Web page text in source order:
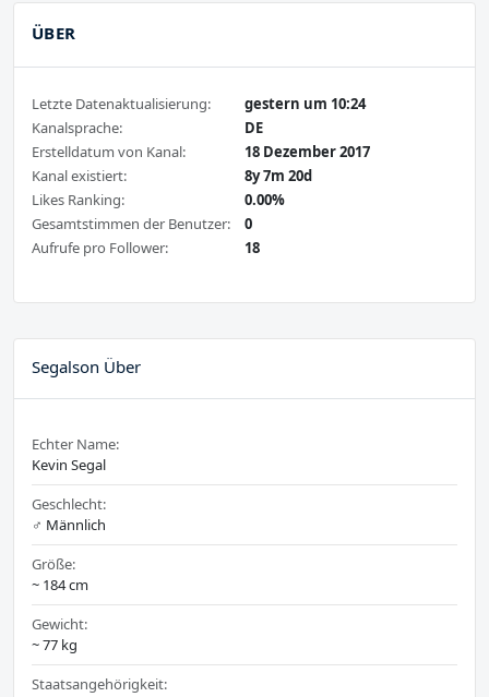
ÜBER
Letzte Datenaktualisierung:
gestern um 10:24
Kanalsprache:
DE
Erstelldatum von Kanal:
18 Dezember 2017
Kanal existiert:
8y 7m 20d
Likes Ranking:
0.00%
Gesamtstimmen der Benutzer:
0
Aufrufe pro Follower:
18
Segalson Über
Echter Name:
Kevin Segal
Geschlecht:
♂️ Männlich
Größe:
~ 184 cm
Gewicht:
~ 77 kg
Staatsangehörigkeit: